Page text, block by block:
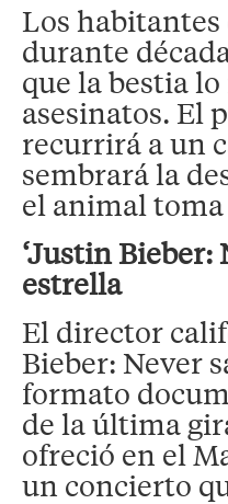
Los
durante
que la bestia
asesinatos. El
recurrirá a un
sembrará la
el animal
‘Justin Bieber:
estrella
El director
Bieber: Never
formato
de la última
ofreció en el
un concierto